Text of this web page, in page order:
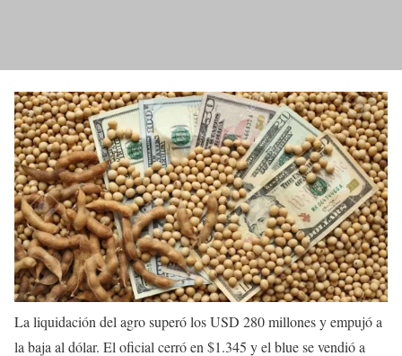
La liquidación del agro superó los USD 280 millones y empujó a
la baja al dólar. El oficial cerró en $1.345 y el blue se vendió a